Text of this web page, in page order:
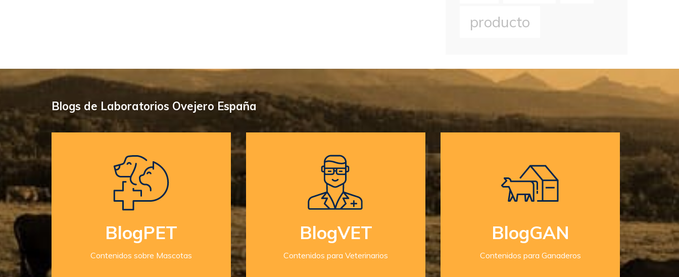
producto
Blogs de Laboratorios Ovejero España
BlogPET
Contenidos sobre Mascotas
BlogVET
Contenidos para Veterinarios
BlogGAN
Contenidos para Ganaderos